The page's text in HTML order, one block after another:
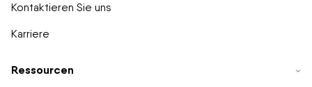
Kontaktieren Sie uns
Karriere
Ressourcen